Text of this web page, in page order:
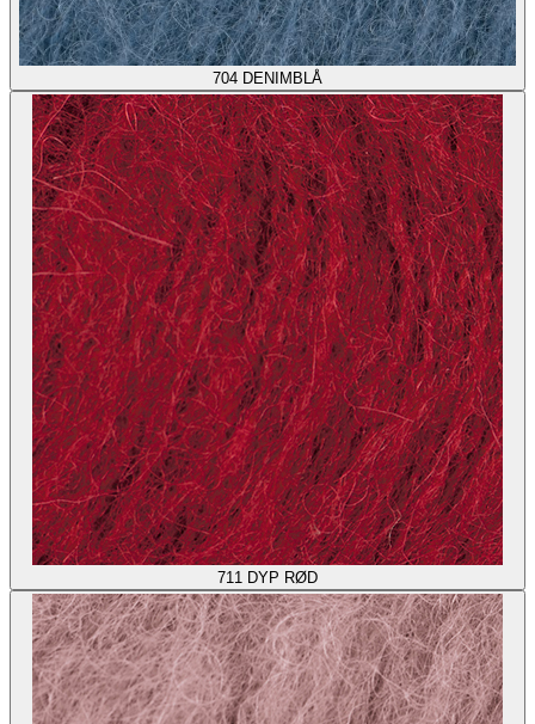
704 DENIMBLÅ
711 DYP RØD